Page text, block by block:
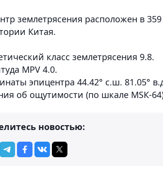
землетрясения расположен в
Китая.
класс землетрясения 9.8.
MPV 4.0.
эпицентра 44.42° с.ш. 81.05°
об ощутимости (по шкале МSК-
новостью: